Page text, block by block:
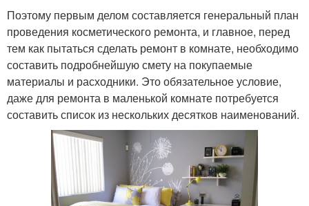
Поэтому первым делом составляется генеральный план
проведения косметического ремонта, и главное, перед
тем как пытаться сделать ремонт в комнате, необходимо
составить подробнейшую смету на покупаемые
материалы и расходники. Это обязательное условие,
даже для ремонта в маленькой комнате потребуется
составить список из нескольких десятков наименований.